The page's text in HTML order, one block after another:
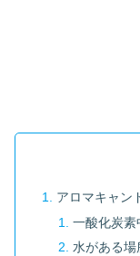
アロマキャン
一酸化炭素
水がある場